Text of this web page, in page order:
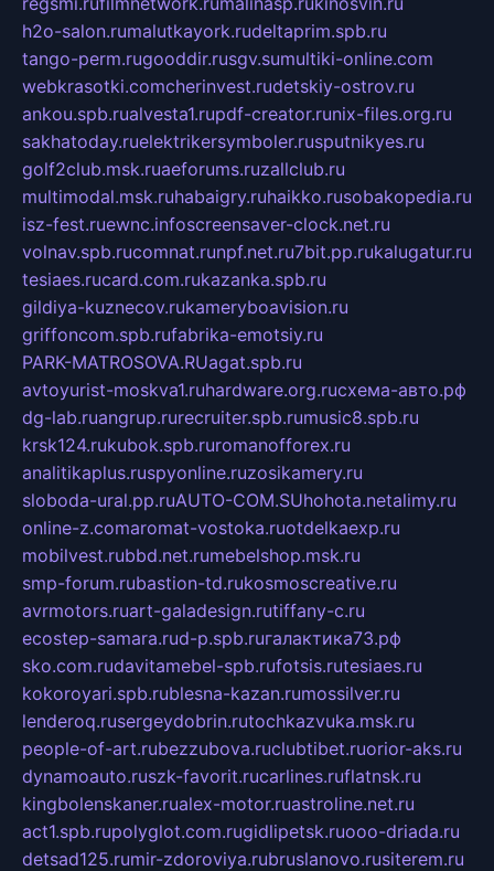
h2o-salon.rumalutkayork.rudeltaprim.spb.ru
tango-perm.rugooddir.rusgv.sumultiki-online.com
webkrasotki.comcherinvest.rudetskiy-ostrov.ru
ankou.spb.rualvesta1.rupdf-creator.runix-files.org.ru
sakhatoday.ruelektrikersymboler.rusputnikyes.ru
golf2club.msk.ruaeforums.ruzallclub.ru
multimodal.msk.ruhabaigry.ruhaikko.rusobakopedia.ru
isz-fest.ruewnc.infoscreensaver-clock.net.ru
volnav.spb.rucomnat.runpf.net.ru7bit.pp.rukalugatur.ru
tesiaes.rucard.com.rukazanka.spb.ru
gildiya-kuznecov.rukameryboavision.ru
griffoncom.spb.rufabrika-emotsiy.ru
PARK-MATROSOVA.RUagat.spb.ru
avtoyurist-moskva1.ruhardware.org.ruсхема-авто.рф
dg-lab.ruangrup.rurecruiter.spb.rumusic8.spb.ru
krsk124.rukubok.spb.ruromanofforex.ru
analitikaplus.ruspyonline.ruzosikamery.ru
sloboda-ural.pp.ruAUTO-COM.SUhohota.netalimy.ru
online-z.comaromat-vostoka.ruotdelkaexp.ru
mobilvest.rubbd.net.rumebelshop.msk.ru
smp-forum.rubastion-td.rukosmoscreative.ru
avrmotors.ruart-galadesign.rutiffany-c.ru
ecostep-samara.rud-p.spb.ruгалактика73.рф
sko.com.rudavitamebel-spb.rufotsis.rutesiaes.ru
kokoroyari.spb.rublesna-kazan.rumossilver.ru
lenderoq.rusergeydobrin.rutochkazvuka.msk.ru
people-of-art.rubezzubova.ruclubtibet.ruorior-aks.ru
dynamoauto.ruszk-favorit.rucarlines.ruflatnsk.ru
kingbolenskaner.rualex-motor.ruastroline.net.ru
act1.spb.rupolyglot.com.rugidlipetsk.ruooo-driada.ru
detsad125.rumir-zdoroviya.rubruslanovo.rusiterem.ru